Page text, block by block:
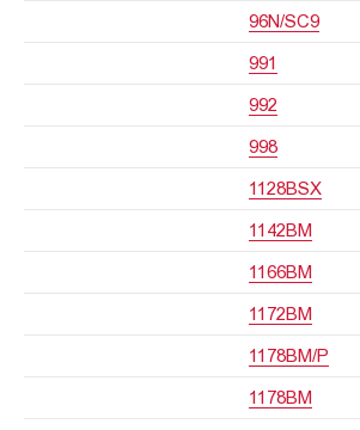
96N/SC9
991
992
998
1128BSX
1142BM
1166BM
1172BM
1178BM/P
1178BM